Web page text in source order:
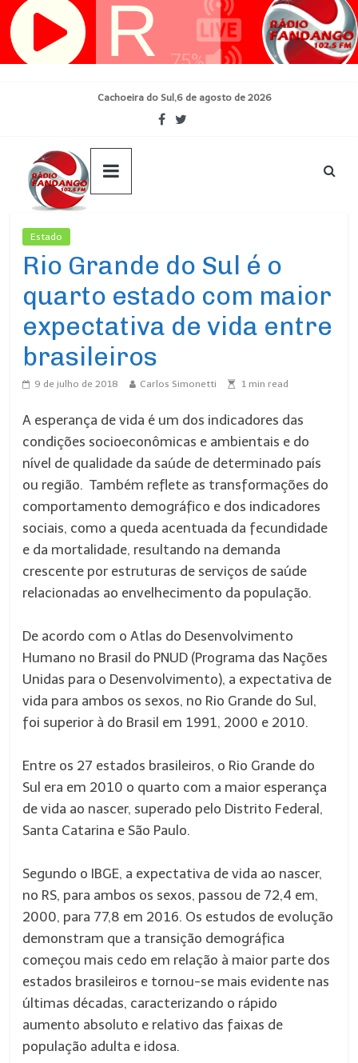
Pular
para
Cachoeira do Sul,6 de agosto de 2026
Estado
Rio Grande do Sul é o
quarto estado com maior
expectativa de vida entre
brasileiros
9 de julho de 2018 Carlos Simonetti 1 min read
A esperança de vida é um dos indicadores das
condições socioeconômicas e ambientais e do
nível de qualidade da saúde de determinado país
ou região. Também reflete as transformações do
comportamento demográfico e dos indicadores
sociais, como a queda acentuada da fecundidade
e da mortalidade, resultando na demanda
crescente por estruturas de serviços de saúde
relacionadas ao envelhecimento da população.
De acordo com o Atlas do Desenvolvimento
Humano no Brasil do PNUD (Programa das Nações
Unidas para o Desenvolvimento), a expectativa de
vida para ambos os sexos, no Rio Grande do Sul,
foi superior à do Brasil em 1991, 2000 e 2010.
Entre os 27 estados brasileiros, o Rio Grande do
Sul era em 2010 o quarto com a maior esperança
de vida ao nascer, superado pelo Distrito Federal,
Santa Catarina e São Paulo.
Segundo o IBGE, a expectativa de vida ao nascer,
no RS, para ambos os sexos, passou de 72,4 em,
2000, para 77,8 em 2016. Os estudos de evolução
demonstram que a transição demográfica
começou mais cedo em relação à maior parte dos
estados brasileiros e tornou-se mais evidente nas
últimas décadas, caracterizando o rápido
aumento absoluto e relativo das faixas de
população adulta e idosa.